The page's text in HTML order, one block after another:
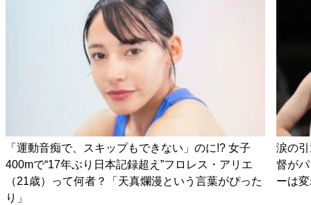
「運動音痴で、スキップもできない」のに!? 女子
400mで“17年ぶり日本記録超え”フロレス・アリエ
（21歳）って何者？「天真爛漫という言葉がぴった
り」
涙の
督が
ーは